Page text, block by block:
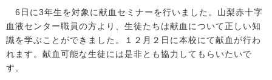
6日に3年生を対象に献血セミナーを行いました。山梨赤十字
血液センター職員の方より、生徒たちは献血について正しい知
識を学ぶことができました。１２月２日に本校にて献血が行わ
れます。献血可能な生徒には是非とも協力してもらいたいで
す。